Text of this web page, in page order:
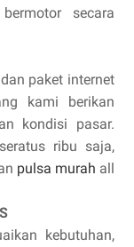
secara
paket internet
kami berikan
kondisi pasar.
ribu saja,
pulsa murah all
kebutuhan,